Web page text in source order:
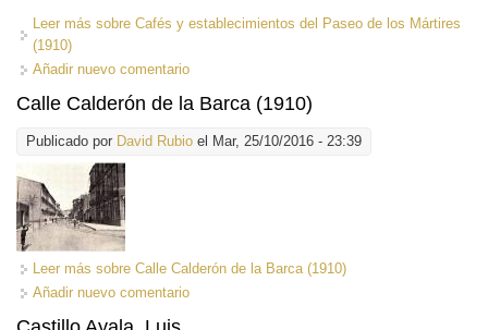
Leer más sobre Cafés y establecimientos del Paseo de los Mártires
(1910)
Añadir nuevo comentario
Calle Calderón de la Barca (1910)
Publicado por David Rubio el Mar, 25/10/2016 - 23:39
Leer más sobre Calle Calderón de la Barca (1910)
Añadir nuevo comentario